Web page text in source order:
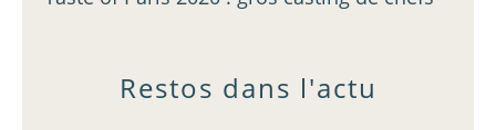
Restos dans l'actu